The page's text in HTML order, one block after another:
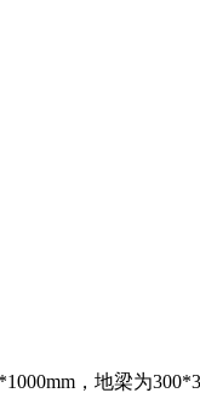
，地梁为